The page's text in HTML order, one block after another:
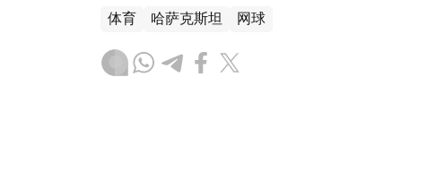
体育 哈萨克斯坦 网球